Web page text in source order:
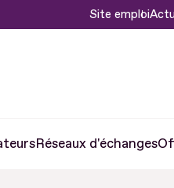
Site emploi
Réseaux d'échanges